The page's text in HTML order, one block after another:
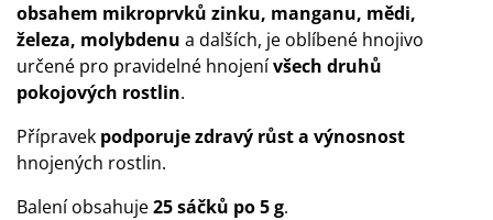
obsahem mikroprvků zinku, manganu, mědi,
železa, molybdenu a dalších, je oblíbené hnojivo
určené pro pravidelné hnojenívšech druhů
pokojových rostlin.
Přípravek podporuje zdravý růst a výnosnost
hnojených rostlin.
Balení obsahuje25 sáčků po 5 g.